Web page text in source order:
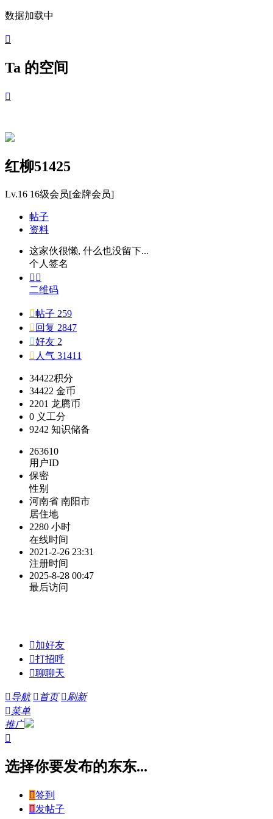
数据加载中

Ta 的空间

红柳51425
Lv.16 16级会员[金牌会员]
帖子
资料
这家伙很懒, 什么也没留下...
个人签名
 
二维码
帖子 259
 回复 2847
好友 2
 人气 31411
34422积分
34422 金币
2201 龙腾币
0 义工分
9242 知识储备
263610
用户ID
保密
性别
河南省 南阳市
居住地
2280 小时
在线时间
2021-2-26 23:31
注册时间
2025-8-28 00:47
最后访问
加好友
打招呼
聊聊天
导航  首页 刷新
菜单
推广

选择你要发布的东东...
签到
发帖子